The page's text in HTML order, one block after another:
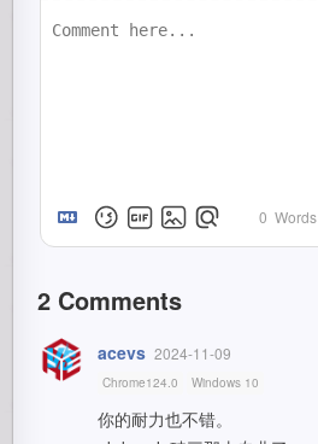
0 Words
2 Comments
acevs 2024-11-09
Chrome124.0 Windows 10
你的耐力也不错。